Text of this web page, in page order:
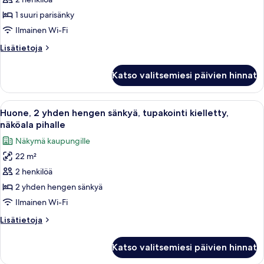
suuri
parisänky,
kielletty,
kuvat
1 suuri parisänky
Ilmainen Wi-Fi
Lisätietoja
Lisätietoja
suuri
parisänky,
tupakointi
kielletty,
pihalle
Katso valitsemiesi päivien hinnat
Avaa
kaikki
huonetyypin
Huone,
2
yhden
hengen
sänkyä,
tupakointi
kielletty,
pihalle
Hotellihuone, jossa on kaksi
4
Huone, 2 yhden hengen sänkyä, tupakointi kielletty,
näköala pihalle
Näkymä kaupungille
22 m²
2 henkilöä
2 yhden hengen sänkyä
Ilmainen Wi-Fi
Lisätietoja
Lisätietoja
yhden
Katso valitsemiesi päivien hinnat